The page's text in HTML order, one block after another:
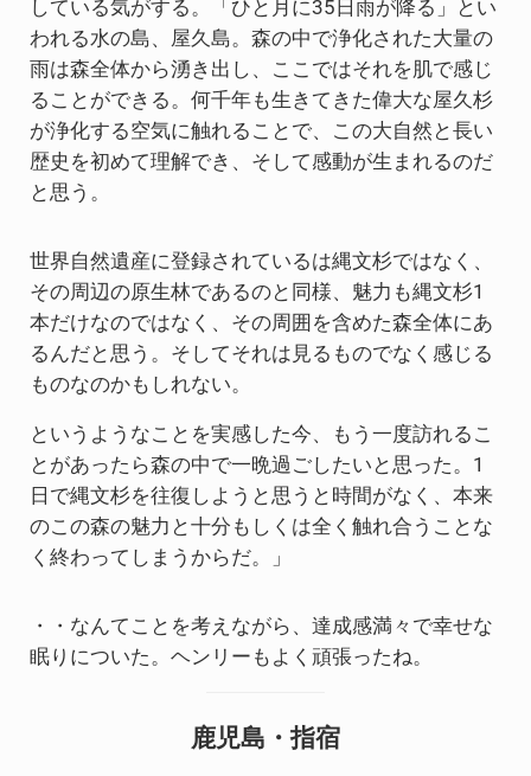
している気がする。「ひと月に35日雨が降る」とい
われる水の島、屋久島。森の中で浄化された大量の
雨は森全体から湧き出し、ここではそれを肌で感じ
ることができる。何千年も生きてきた偉大な屋久杉
が浄化する空気に触れることで、この大自然と長い
歴史を初めて理解でき、そして感動が生まれるのだ
と思う。
世界自然遺産に登録されているは縄文杉ではなく、
その周辺の原生林であるのと同様、魅力も縄文杉1
本だけなのではなく、その周囲を含めた森全体にあ
るんだと思う。そしてそれは見るものでなく感じる
ものなのかもしれない。
というようなことを実感した今、もう一度訪れるこ
とがあったら森の中で一晩過ごしたいと思った。1
日で縄文杉を往復しようと思うと時間がなく、本来
のこの森の魅力と十分もしくは全く触れ合うことな
く終わってしまうからだ。」
・・なんてことを考えながら、達成感満々で幸せな
眠りについた。ヘンリーもよく頑張ったね。
鹿児島・指宿